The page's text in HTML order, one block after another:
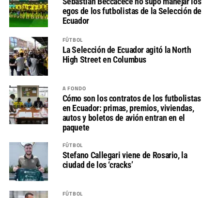
egos de los futbolistas de la Selección de
Ecuador
FÚTBOL
La Selección de Ecuador agitó la North
High Street en Columbus
A FONDO
Cómo son los contratos de los futbolistas
en Ecuador: primas, premios, viviendas,
autos y boletos de avión entran en el
paquete
FÚTBOL
Stefano Callegari viene de Rosario, la
ciudad de los ‘cracks’
FÚTBOL